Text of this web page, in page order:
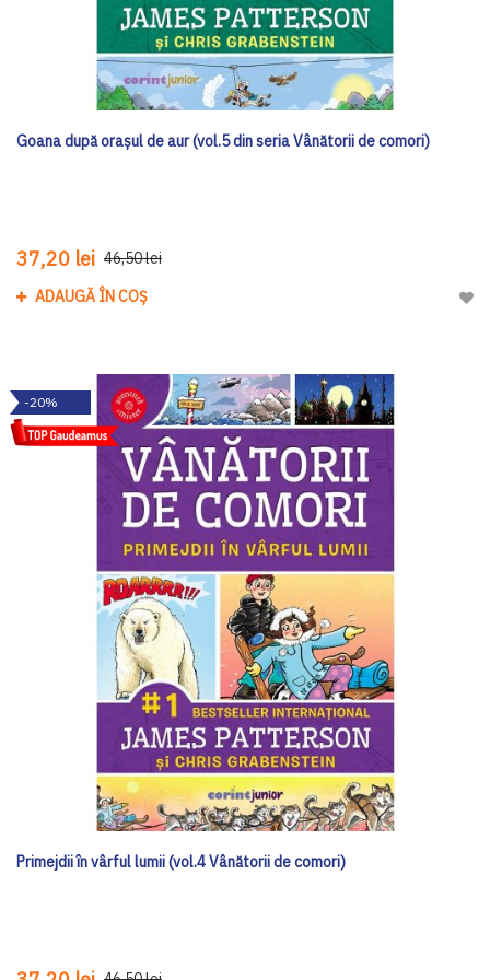
Goana după orașul de aur (vol.5 din seria Vânătorii de comori)
37,20 lei 46,50 lei
ADAUGĂ ÎN COȘ
-20%
Primejdii în vârful lumii (vol.4 Vânătorii de comori)